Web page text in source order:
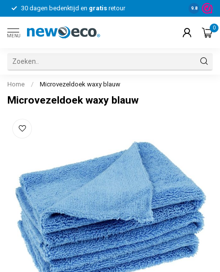
30 dagen bedenktijd en gratis retour Voor
9.8
MENU
0
Home / Microvezeldoek waxy blauw
Microvezeldoek waxy blauw